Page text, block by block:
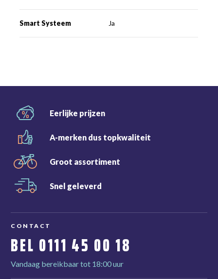
Smart Systeem Ja
Eerlijke prijzen
A-merken dus topkwaliteit
Groot assortiment
Snel geleverd
CONTACT
BEL 0111 45 00 18
Vandaag bereikbaar tot 18:00 uur